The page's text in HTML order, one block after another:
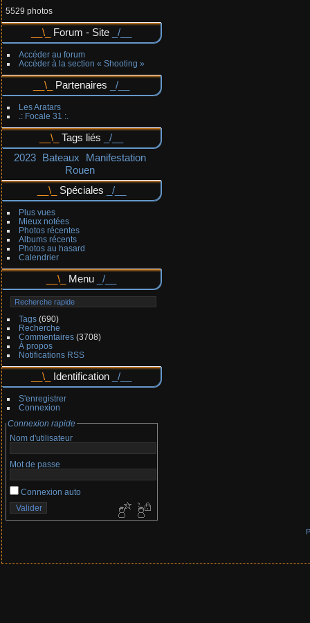
5529 photos
Forum - Site
Accéder au forum
Accéder à la section « Shooting »
Partenaires
Les Aratars
.: Focale 31 :.
Tags liés
2023 Bateaux
Manifestation
Rouen
Spéciales
Plus vues
Mieux notées
Photos récentes
Albums récents
Photos au hasard
Calendrier
Menu
Tags(690)
Recherche
Commentaires(3708)
À propos
Notifications RSS
Identification
S'enregistrer
Connexion
Connexion rapide
Nom d'utilisateur
Mot de passe
Connexion auto